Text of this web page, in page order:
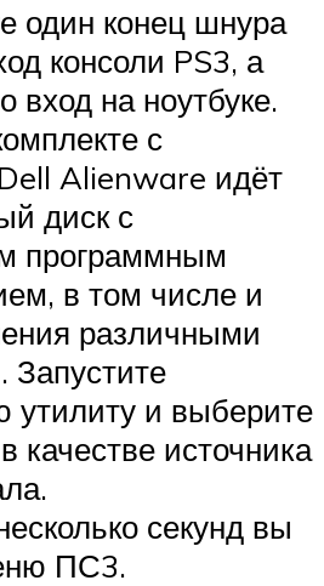
один конец шнура
консоли PS3, а
вход на ноутбуке.
с
Alienware идёт
диск с
программным
в том числе и
различными
Запустите
и выберите
качестве источника
секунд вы
ПС3.